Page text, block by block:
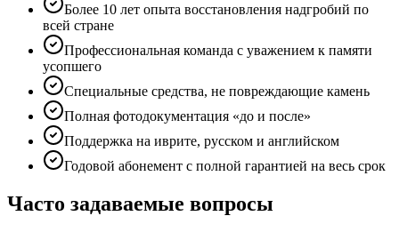
Более 10 лет опыта восстановления надгробий по
всей стране
Профессиональная команда с уважением к памяти
усопшего
Специальные средства, не повреждающие камень
Полная фотодокументация «до и после»
Поддержка на иврите, русском и английском
Годовой абонемент с полной гарантией на весь срок
Часто задаваемые вопросы